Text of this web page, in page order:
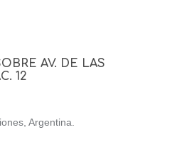
AV. DE LAS
12
Argentina.